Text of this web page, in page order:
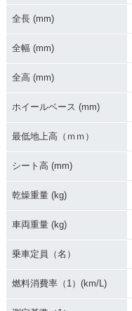
全長 (mm)
全幅 (mm)
全高 (mm)
ホイールベース (mm)
最低地上高（ｍｍ）
シート高 (mm)
乾燥重量 (kg)
車両重量 (kg)
乗車定員（名）
燃料消費率（1）(km/L)